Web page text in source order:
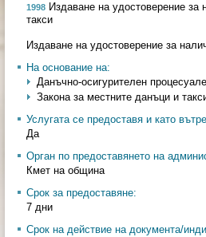
1998 Издаване на удостоверение
такси
Издаване на удостоверение за
На основание на:
Данъчно-осигурителен
Закона за местните данъци и
Услугата се предоставя и като
Да
Орган по предоставянето на
Кмет на община
Срок за предоставяне:
7 дни
Срок на действие на документа/